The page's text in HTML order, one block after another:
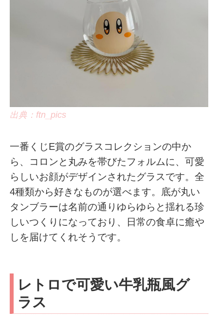
出典：ftn_pics
一番くじE賞のグラスコレクションの中か
ら、コロンと丸みを帯びたフォルムに、可愛
らしいお顔がデザインされたグラスです。全
4種類から好きなものが選べます。底が丸い
タンブラーは名前の通りゆらゆらと揺れる珍
しいつくりになっており、日常の食卓に癒や
しを届けてくれそうです。
レトロで可愛い牛乳瓶風グ
ラス